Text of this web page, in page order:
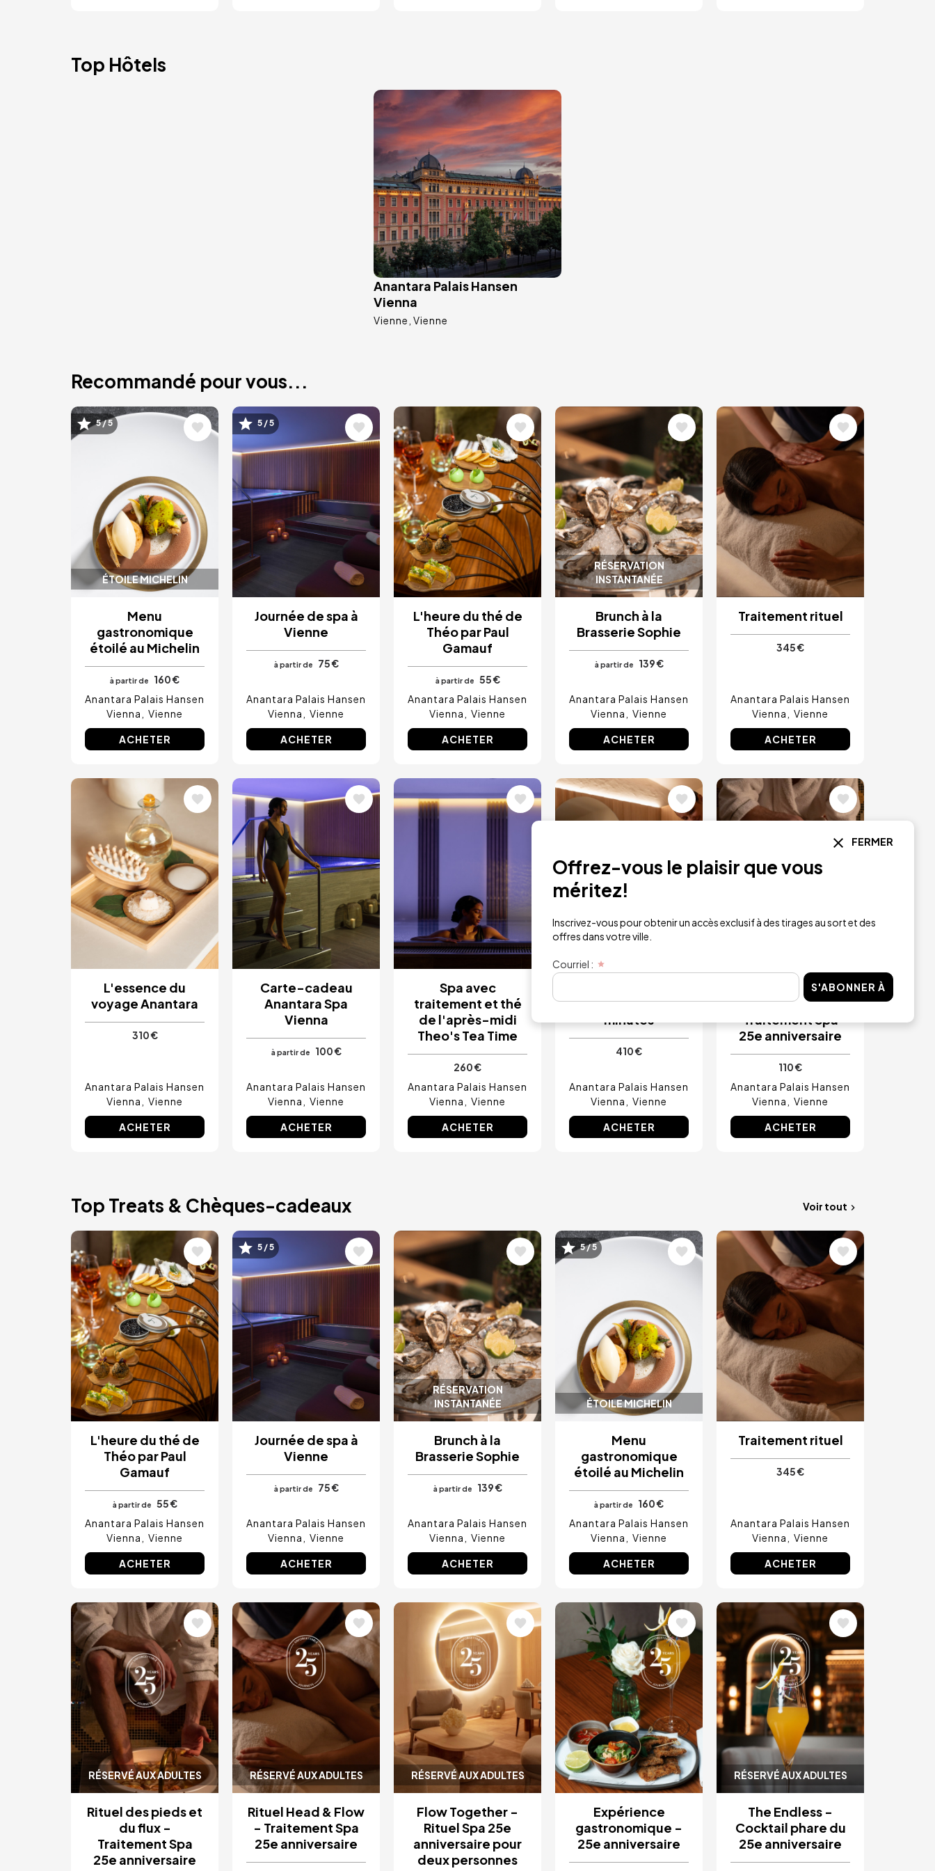
Top Hôtels
Image
Anantara Palais Hansen
Vienna
Vienne Vienne
Recommandé pour vous...
ÉTOILE MICHELIN
Image
5 / 5
Menu
gastronomique
étoilé au Michelin
à partir de
160 €
Anantara Palais Hansen
Vienna
Vienne
ACHETER
Image
5 / 5
Journée de spa à
Vienne
à partir de 75 €
Anantara Palais Hansen
Vienna
Vienne
ACHETER
Image
L'heure du thé de
Théo par Paul
Gamauf
à partir de
55 €
Anantara Palais Hansen
Vienna
Vienne
ACHETER
RÉSERVATION
INSTANTANÉE
Image
Brunch à la
Brasserie Sophie
à partir de 139 €
Anantara Palais Hansen
Vienna
Vienne
ACHETER
Image
Traitement rituel
345 €
Anantara Palais Hansen
Vienna
Vienne
ACHETER
Image
L'essence du
voyage Anantara
310 €
Anantara Palais Hansen
Vienna
Vienne
ACHETER
Image
Carte-cadeau
Anantara Spa
Vienna
à partir de 100 €
Anantara Palais Hansen
Vienna
Vienne
ACHETER
Image
Spa avec
traitement et thé
de l'après-midi
Theo's Tea Time
260 €
Anantara Palais Hansen
Vienna
Vienne
ACHETER
Image
Anantara 80
minutes
410 €
Anantara Palais Hansen
Vienna
Vienne
ACHETER
Image
Rituel des pieds et
du flux -
Traitement Spa
25e anniversaire
110 €
Anantara Palais Hansen
Vienna
Vienne
ACHETER
Top Treats & Chèques-cadeaux Voir tout
Image
L'heure du thé de
Théo par Paul
Gamauf
à partir de
55 €
Anantara Palais Hansen
Vienna
Vienne
ACHETER
Image
5 / 5
Journée de spa à
Vienne
à partir de 75 €
Anantara Palais Hansen
Vienna
Vienne
ACHETER
RÉSERVATION
INSTANTANÉE
Image
Brunch à la
Brasserie Sophie
à partir de 139 €
Anantara Palais Hansen
Vienna
Vienne
ACHETER
ÉTOILE MICHELIN
Image
5 / 5
Menu
gastronomique
étoilé au Michelin
à partir de
160 €
Anantara Palais Hansen
Vienna
Vienne
ACHETER
Image
Traitement rituel
345 €
Anantara Palais Hansen
Vienna
Vienne
ACHETER
RÉSERVÉ AUX ADULTES
Image
Rituel des pieds et
du flux -
Traitement Spa
25e anniversaire
RÉSERVÉ AUX ADULTES
Image
Rituel Head & Flow
- Traitement Spa
25e anniversaire
RÉSERVÉ AUX ADULTES
Image
Flow Together -
Rituel Spa 25e
anniversaire pour
deux personnes
Image
Expérience
gastronomique -
25e anniversaire
RÉSERVÉ AUX ADULTES
Image
The Endless -
Cocktail phare du
25e anniversaire
FERMER
Offrez-vous le plaisir que vous
méritez!
Inscrivez-vous pour obtenir un accès exclusif à des tirages au sort et des
offres dans votre ville.
Courriel :
S'ABONNER À